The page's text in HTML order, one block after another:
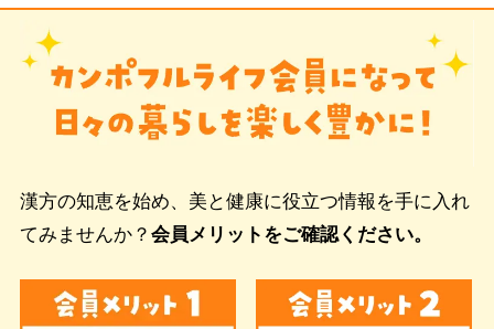
漢方の知恵を始め、美と健康に役立つ情報を手に入れ
てみませんか？ 会員メリットをご確認ください。